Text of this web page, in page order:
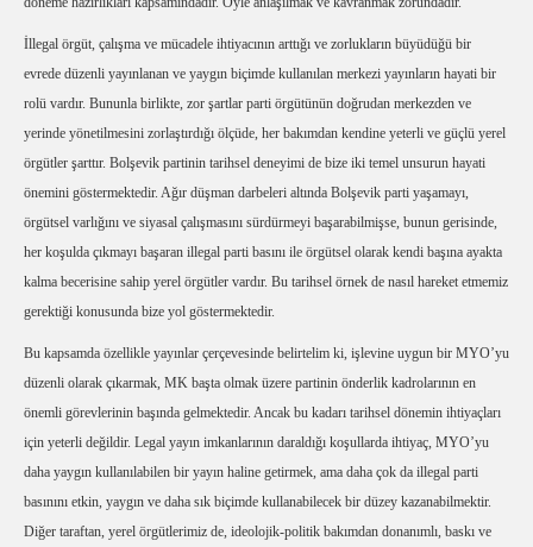
İllegal örgüt, çalışma ve mücadele ihtiyacının arttığı ve zorlukların büyüdüğü bir
evrede düzenli yayınlanan ve yaygın biçimde kullanılan merkezi yayınların hayati bir
rolü vardır. Bununla birlikte, zor şartlar parti örgütünün doğrudan merkezden ve
yerinde yönetilmesini zorlaştırdığı ölçüde, her bakımdan kendine yeterli ve güçlü yerel
örgütler şarttır. Bolşevik partinin tarihsel deneyimi de bize iki temel unsurun hayati
önemini göstermektedir. Ağır düşman darbeleri altında Bolşevik parti yaşamayı,
örgütsel varlığını ve siyasal çalışmasını sürdürmeyi başarabilmişse, bunun gerisinde,
her koşulda çıkmayı başaran illegal parti basını ile örgütsel olarak kendi başına ayakta
kalma becerisine sahip yerel örgütler vardır. Bu tarihsel örnek de nasıl hareket etmemiz
gerektiği konusunda bize yol göstermektedir.
Bu kapsamda özellikle yayınlar çerçevesinde belirtelim ki, işlevine uygun bir MYO’yu
düzenli olarak çıkarmak, MK başta olmak üzere partinin önderlik kadrolarının en
önemli görevlerinin başında gelmektedir. Ancak bu kadarı tarihsel dönemin ihtiyaçları
için yeterli değildir. Legal yayın imkanlarının daraldığı koşullarda ihtiyaç, MYO’yu
daha yaygın kullanılabilen bir yayın haline getirmek, ama daha çok da illegal parti
basınını etkin, yaygın ve daha sık biçimde kullanabilecek bir düzey kazanabilmektir.
Diğer taraftan, yerel örgütlerimiz de, ideolojik-politik bakımdan donanımlı, baskı ve